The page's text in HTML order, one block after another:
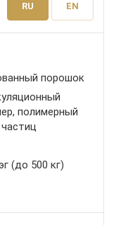
RU EN
порошок
полимерный
(до 500 кг)